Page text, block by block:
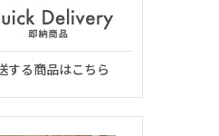
する商品はこちら